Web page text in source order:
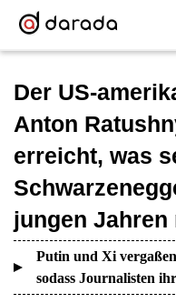
Der US-
Anton
erreicht, was
jungen
Putin und Xi
sodass Journalisten